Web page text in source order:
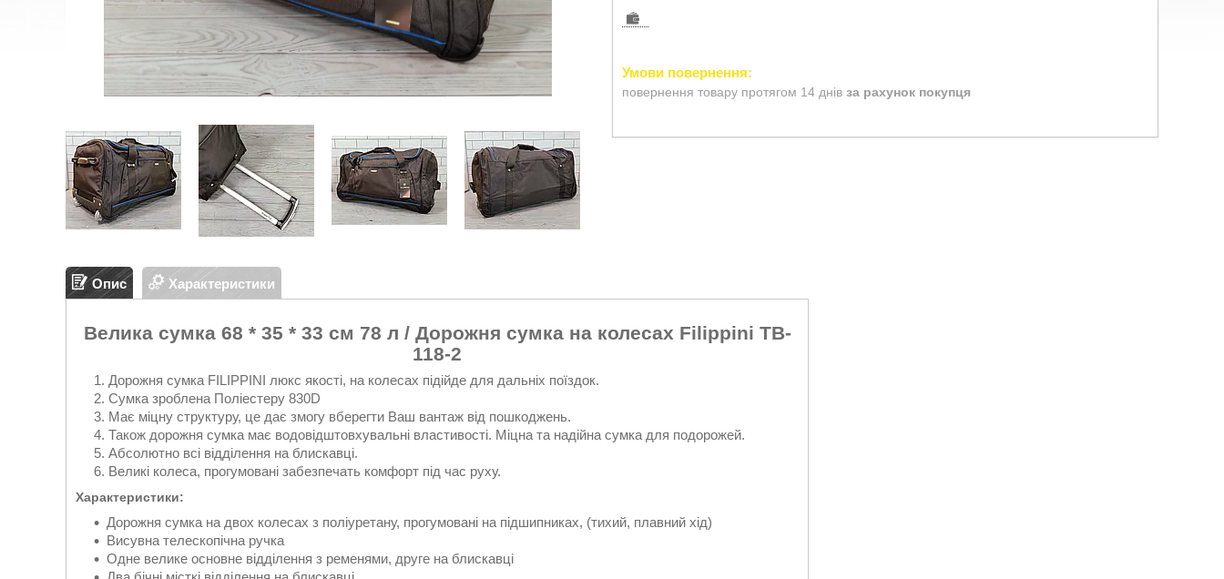
повернення товару протягом 14 днів за рахунок покупця
Опис Характеристики
Велика сумка 68 * 35 * 33 см 78 л / Дорожня сумка на колесах Filippini TB-
118-2
Дорожня сумка FILIPPINI люкс якості, на колесах підійде для дальніх поїздок.
Сумка зроблена Поліестеру 830D
Має міцну структуру, це дає змогу вберегти Ваш вантаж від пошкоджень.
Також дорожня сумка має водовідштовхувальні властивості. Міцна та надійна сумка для подорожей.
Абсолютно всі відділення на блискавці.
Великі колеса, прогумовані забезпечать комфорт під час руху.
Характеристики:
Дорожня сумка на двох колесах з поліуретану, прогумовані на підшипниках, (тихий, плавний хід)
Висувна телескопічна ручка
Одне велике основне відділення з ременями, друге на блискавці